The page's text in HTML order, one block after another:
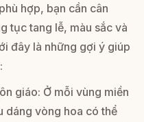
hợp, bạn cần cân
tục tang lễ, màu sắc và
đây là những gợi ý giúp
giáo: Ở mỗi vùng miền
dáng vòng hoa có thể